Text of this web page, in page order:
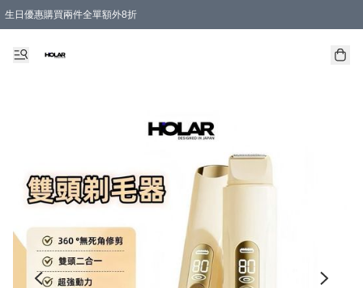
生日優惠購買兩件全單額外8折